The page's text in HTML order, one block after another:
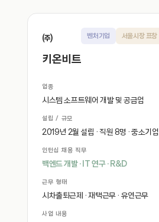
㈜
키온비트
벤처기업 서울시장 표창
업종
시스템 소프트웨어 개발 및 공급업
설립 / 규모
2019년 2월 설립 · 직원 8명 · 중소기업
인턴십 채용 직무
백엔드 개발 · IT 연구 · R&D
근무 형태
시차출퇴근제 · 재택근무 · 유연근무
사업 내용